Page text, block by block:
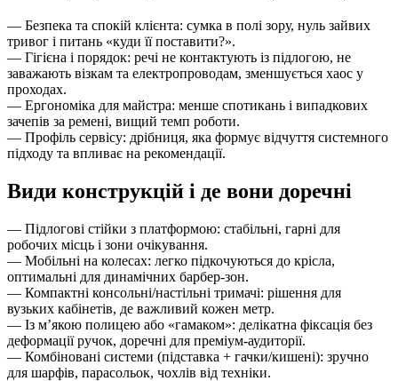
— Безпека та спокій клієнта: сумка в полі зору, нуль зайвих
тривог і питань «куди її поставити?».
— Гігієна і порядок: речі не контактують із підлогою, не
заважають візкам та електропроводам, зменшується хаос у
проходах.
— Ергономіка для майстра: менше спотикань і випадкових
зачепів за ремені, вищий темп роботи.
— Профіль сервісу: дрібниця, яка формує відчуття системного
підходу та впливає на рекомендації.
Види конструкцій і де вони доречні
— Підлогові стійки з платформою: стабільні, гарні для
робочих місць і зони очікування.
— Мобільні на колесах: легко підкочуються до крісла,
оптимальні для динамічних барбер-зон.
— Компактні консольні/настільні тримачі: рішення для
вузьких кабінетів, де важливий кожен метр.
— Із м’якою полицею або «гамаком»: делікатна фіксація без
деформації ручок, доречні для преміум-аудиторії.
— Комбіновані системи (підставка + гачки/кишені): зручно
для шарфів, парасольок, чохлів від техніки.